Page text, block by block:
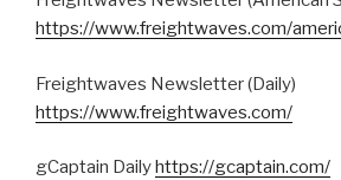
https://www.freightwaves.com/
Freightwaves Newsletter (Daily)
https://www.freightwaves.com/
gCaptain Dailyhttps://gcaptain.com/